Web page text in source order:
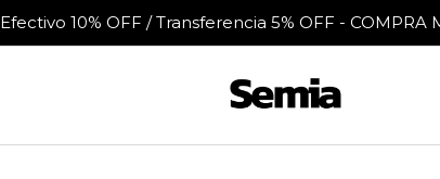
Efectivo 10% OFF / Transferencia 5% OFF - COMPRA